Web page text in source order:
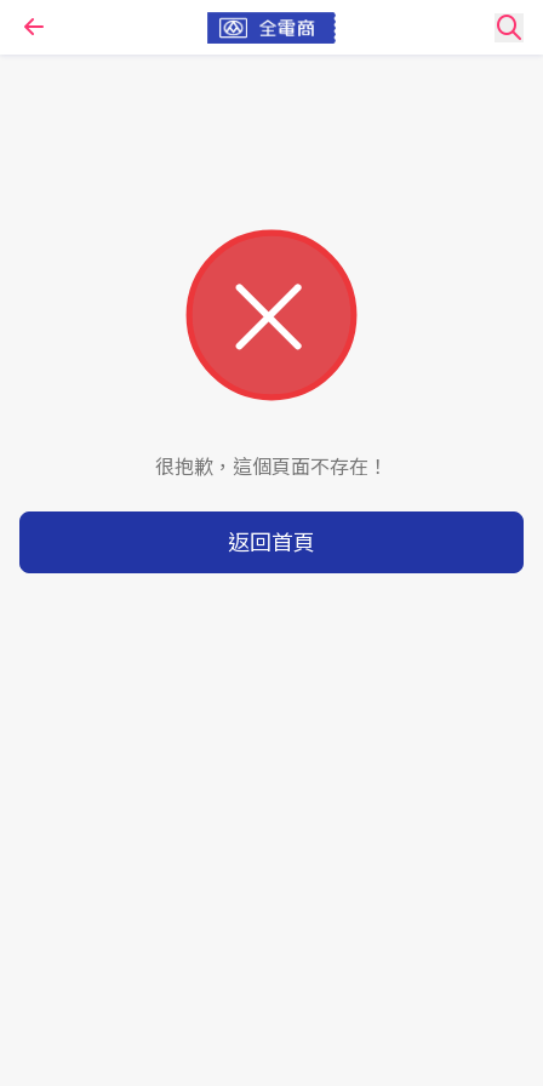
很抱歉，這個頁面不存在！
返回首頁